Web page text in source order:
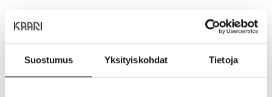
Suostumus Yksityiskohdat Tietoja
Kaaresta löytyy nytLiizi.fivuokraamon noutopiste. Liizin
valikoimista löydät
mm. vapaa-ajan ja retkeilyn
tarvikkeita.Lapsiperheiden arkea helpottamaan voit